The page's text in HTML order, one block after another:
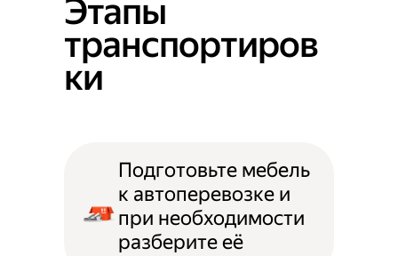
Этапы
транспортиров
ки
Подготовьте мебель
к автоперевозке и
при необходимости
разберите её